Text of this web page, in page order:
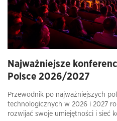
Najważniejsze
Polsce 2026/2027
Przewodnik po najważniejszych
technologicznych w 2026 i 2027
rozwijać swoje umiejętności i sieć